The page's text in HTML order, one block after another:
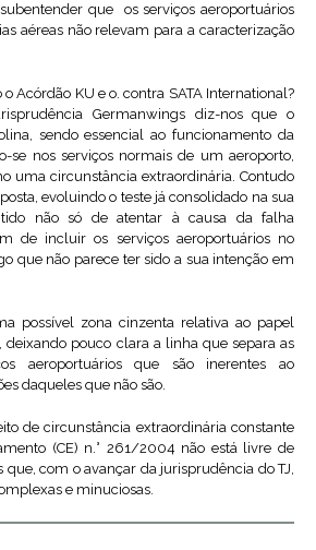
que os serviços aeroportuários
aéreas não relevam para a caracterização
Acórdão KU e o. contra SATA International?
Germanwings diz-nos que o
sendo essencial ao funcionamento da
se nos serviços normais de um aeroporto,
uma circunstância extraordinária. Contudo
evoluindo o teste já consolidado na sua
não só de atentar à causa da falha
de incluir os serviços aeroportuários no
que não parece ter sido a sua intenção em
possível zona cinzenta relativa ao papel
deixando pouco clara a linha que separa as
aeroportuários que são inerentes ao
daqueles que não são.
de circunstância extraordinária constante
(CE) n.° 261/2004 não está livre de
que, com o avançar da jurisprudência do TJ,
e minuciosas.